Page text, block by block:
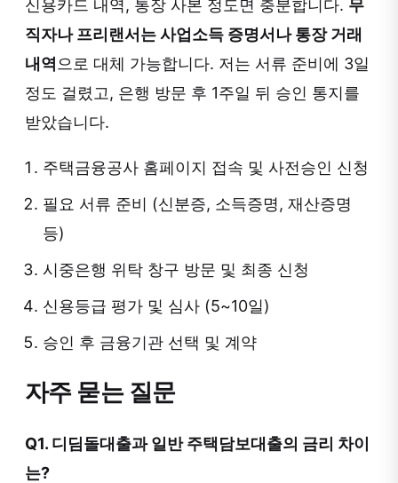
신용카드 내역, 통장 사본 정도면 충분합니다. 무
직자나 프리랜서는 사업소득 증명서나 통장 거래
내역 으로 대체 가능합니다. 저는 서류 준비에 3일
정도 걸렸고, 은행 방문 후 1주일 뒤 승인 통지를
받았습니다.
주택금융공사 홈페이지 접속 및 사전승인 신청
필요 서류 준비 (신분증, 소득증명, 재산증명
등)
시중은행 위탁 창구 방문 및 최종 신청
신용등급 평가 및 심사 (5~10일)
승인 후 금융기관 선택 및 계약
자주 묻는 질문
Q1. 디딤돌대출과 일반 주택담보대출의 금리 차이
는?